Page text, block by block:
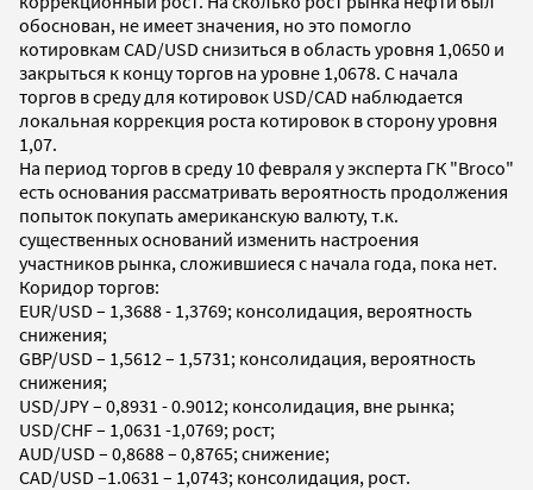
обоснован, не имеет значения, но это помогло
котировкам CAD/USD снизиться в область уровня 1,0650 и
закрыться к концу торгов на уровне 1,0678. С начала
торгов в среду для котировок USD/CAD наблюдается
локальная коррекция роста котировок в сторону уровня
1,07.
На период торгов в среду 10 февраля у эксперта ГК "Broco"
есть основания рассматривать вероятность продолжения
попыток покупать американскую валюту, т.к.
существенных оснований изменить настроения
участников рынка, сложившиеся с начала года, пока нет.
Коридор торгов:
EUR/USD – 1,3688 - 1,3769; консолидация, вероятность
снижения;
GBP/USD – 1,5612 – 1,5731; консолидация, вероятность
снижения;
USD/JPY – 0,8931 - 0.9012; консолидация, вне рынка;
USD/CHF – 1,0631 -1,0769; рост;
AUD/USD – 0,8688 – 0,8765; снижение;
CAD/USD –1.0631 – 1,0743; консолидация, рост.